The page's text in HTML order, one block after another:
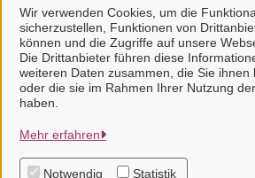
Wir verwenden Cookies, um die
sicherzustellen, Funktionen von
können und die Zugriffe auf unsere
Die Drittanbieter führen diese
weiteren Daten zusammen, die Sie ihnen
oder die sie im Rahmen Ihrer Nutzung
haben.
Mehr erfahren
Notwendig Statistik
finden Sie auf derFAQ-
Samtgemeinde Aue